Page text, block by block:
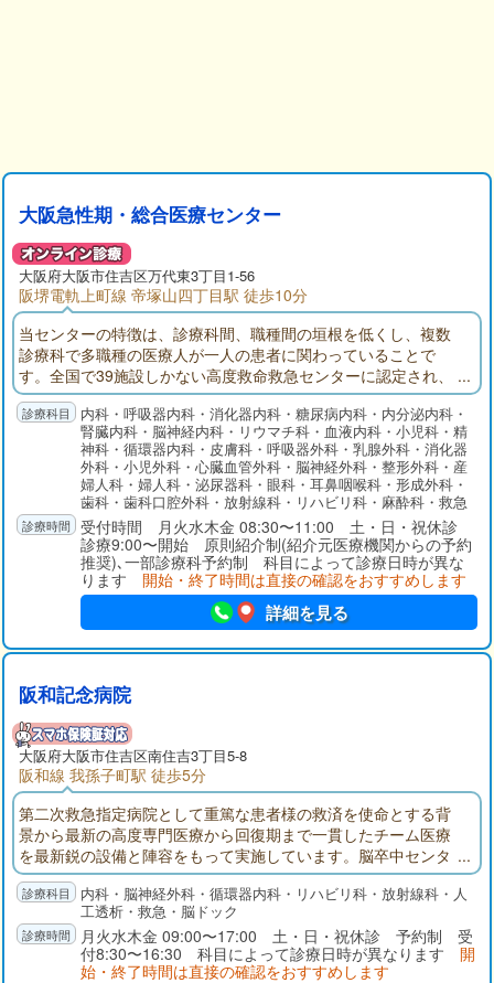
大阪急性期・総合医療センター
大阪府大阪市住吉区万代東3丁目1-56
阪堺電軌上町線 帝塚山四丁目駅 徒歩10分
当センターの特徴は、診療科間、職種間の垣根を低くし、複数
診療科で多職種の医療人が一人の患者に関わっていることで
す。全国で39施設しかない高度救命救急センターに認定され、
救急初期診療（ＥＲ）も開始し、地域の救急医療を支えます。
地域がん診療連携拠点病院でもあり、あらゆるがん治療・リハ
ビリに積極的に取り組んでいます。精神科救急では、他の病院
には診療困難な身体合併症を持った精神疾患患者の診療を行い
内科・呼吸器内科・消化器内科・糖尿病内科・内分泌内科・
腎臓内科・脳神経内科・リウマチ科・血液内科・小児科・精
神科・循環器内科・皮膚科・呼吸器外科・乳腺外科・消化器
外科・小児外科・心臓血管外科・脳神経外科・整形外科・産
婦人科・婦人科・泌尿器科・眼科・耳鼻咽喉科・形成外科・
歯科・歯科口腔外科・放射線科・リハビリ科・麻酔科・救急
受付時間 月火水木金 08:30〜11:00 土・日・祝休診
診療9:00〜開始 原則紹介制(紹介元医療機関からの予約
推奨)､一部診療科予約制 科目によって診療日時が異な
ります 開始・終了時間は直接の確認をおすすめします
詳細を見る
阪和記念病院
大阪府大阪市住吉区南住吉3丁目5-8
阪和線 我孫子町駅 徒歩5分
第二次救急指定病院として重篤な患者様の救済を使命とする背
景から最新の高度専門医療から回復期まで一貫したチーム医療
を最新鋭の設備と陣容をもって実施しています。脳卒中センタ
ー、脊椎・脊髄センター、心臓血管センター、人工透析部のド
クターによる治療専門チームとそれを支える検査・ケアチーム
である看護部、リハビリテーション部、栄養部、薬剤部、臨床
工学部、臨床検査部、放射線部など万全の体制で臨んでいま
内科・脳神経外科・循環器内科・リハビリ科・放射線科・人
工透析・救急・脳ドック
月火水木金 09:00〜17:00 土・日・祝休診 予約制 受
付8:30〜16:30 科目によって診療日時が異なります 開
始・終了時間は直接の確認をおすすめします